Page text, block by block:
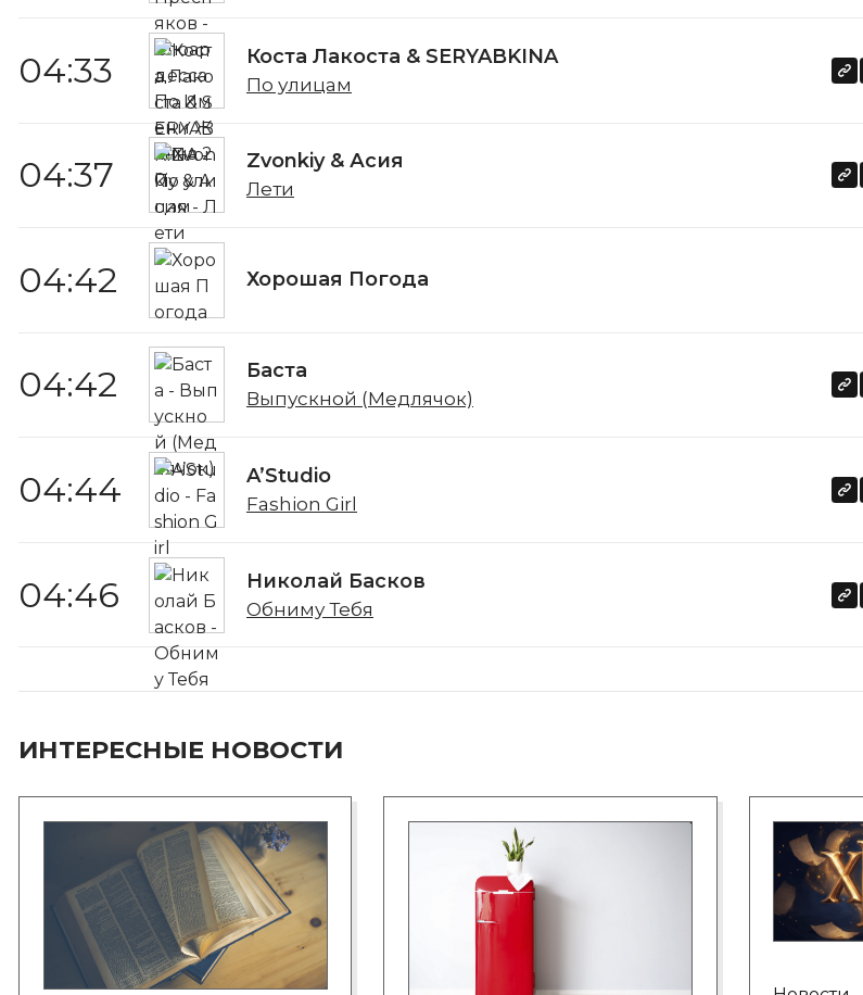
04:33 Коста Лакоста & SERYABKINA
По улицам
04:37 Zvonkiy & Асия
Лети
04:42 Хорошая Погода
04:42 Баста
Выпускной (Медлячок)
04:44 A’Studio
Fashion Girl
04:46 Николай Басков
Обниму Тебя
ИНТЕРЕСНЫЕ НОВОСТИ